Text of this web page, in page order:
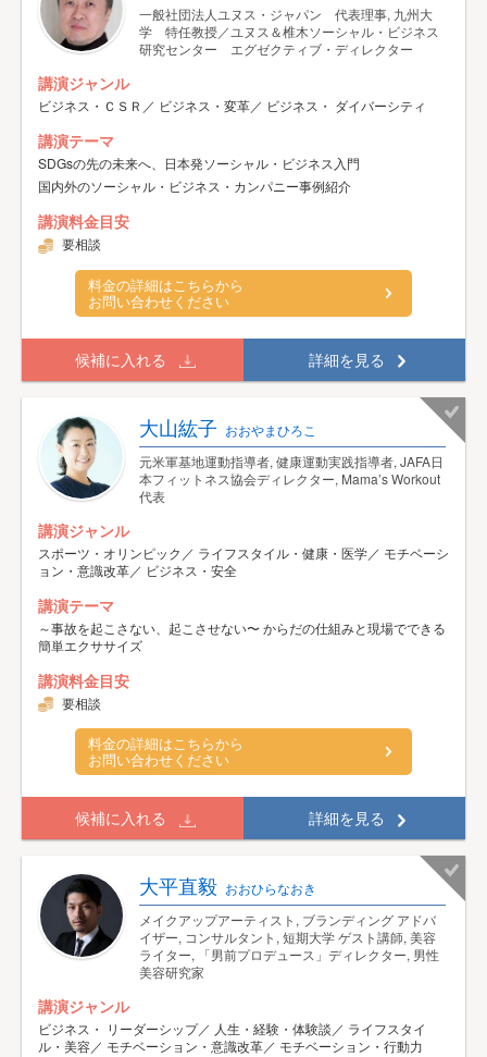
一般社団法人ユヌス・ジャパン 代表理事, 九州大
学 特任教授／ユヌス＆椎木ソーシャル・ビジネス
研究センター エグゼクティブ・ディレクター
講演ジャンル
ビジネス・ＣＳＲ／ ビジネス・変革／ ビジネス・ ダイバーシティ
講演テーマ
SDGsの先の未来へ、日本発ソーシャル・ビジネス入門
国内外のソーシャル・ビジネス・カンパニー事例紹介
講演料金目安
要相談
料金の詳細はこちらから
お問い合わせください
候補に入れる 詳細を見る
大山紘子 おおやまひろこ
元米軍基地運動指導者, 健康運動実践指導者, JAFA日
本フィットネス協会ディレクター, Mama’s Workout
代表
講演ジャンル
スポーツ・オリンピック／ ライフスタイル・健康・医学／ モチベーシ
ョン・意識改革／ ビジネス・安全
講演テーマ
～事故を起こさない、起こさせない〜 からだの仕組みと現場でできる
簡単エクササイズ
講演料金目安
要相談
料金の詳細はこちらから
お問い合わせください
候補に入れる 詳細を見る
大平直毅 おおひらなおき
メイクアップアーティスト, ブランディング アドバ
イザー, コンサルタント, 短期大学 ゲスト講師, 美容
ライター, 「男前プロデュース」ディレクター, 男性
美容研究家
講演ジャンル
ビジネス・ リーダーシップ／ 人生・経験・体験談／ ライフスタイ
ル・美容／ モチベーション・意識改革／ モチベーション・行動力